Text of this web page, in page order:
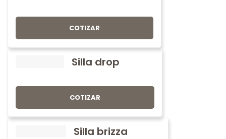
COTIZAR
Silla drop
COTIZAR
Silla brizza